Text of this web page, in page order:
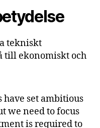
tekniskt
till ekonomiskt och
have set ambitious
we need to focus
is required to